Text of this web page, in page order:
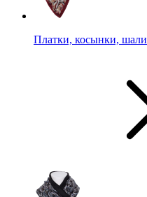
Платки, косынки, шали